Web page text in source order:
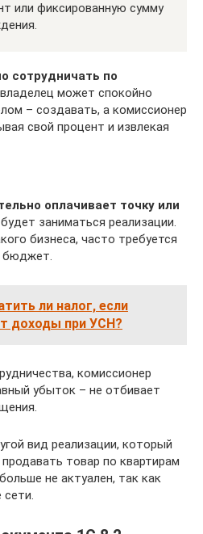
или фиксированную сумму
сотрудничать по
владелец может спокойно
– создавать, а комиссионер
свой процент и извлекая
оплачивает точку или
заниматься реализации.
бизнеса, часто требуется
бюджет.
ли налог, если
доходы при УСН?
комиссионер
убыток – не отбивает
вид реализации, который
товар по квартирам
не актуален, так как